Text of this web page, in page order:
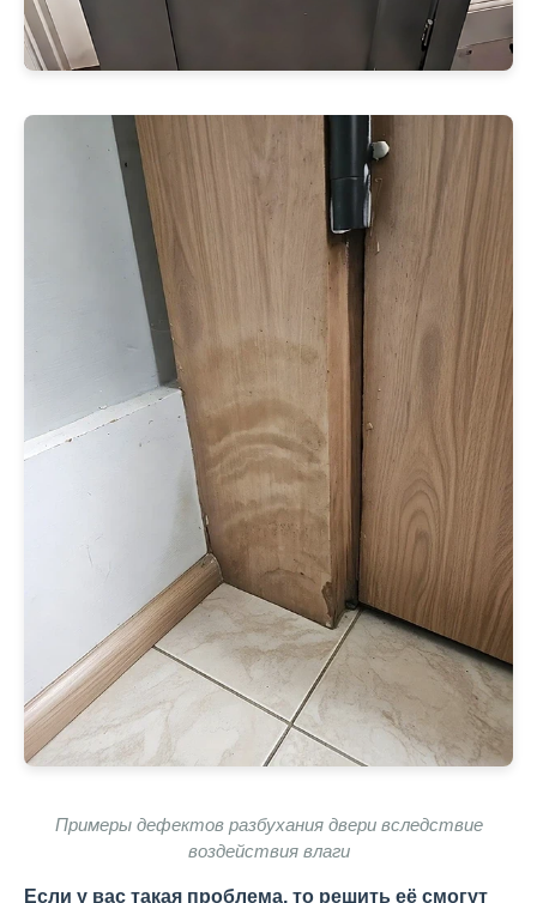
Примеры дефектов разбухания двери вследствие
воздействия влаги
Если у вас такая проблема, то решить её смогут